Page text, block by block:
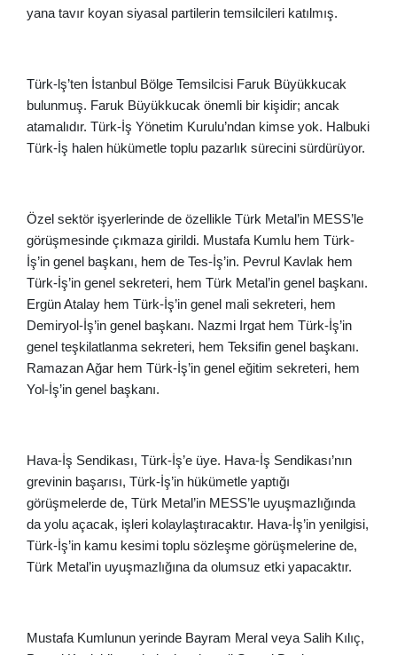
yana tavır koyan siyasal partilerin temsilcileri katılmış.
Türk-lş’ten İstanbul Bölge Temsilcisi Faruk Büyükkucak
bulunmuş. Faruk Büyükkucak önemli bir kişidir; ancak
atamalıdır. Türk-İş Yönetim Kurulu’ndan kimse yok. Halbuki
Türk-İş halen hükümetle toplu pazarlık sürecini sürdürüyor.
Özel sektör işyerlerinde de özellikle Türk Metal’in MESS’le
görüşmesinde çıkmaza girildi. Mustafa Kumlu hem Türk-
İş’in genel başkanı, hem de Tes-İş’in. Pevrul Kavlak hem
Türk-İş’in genel sekreteri, hem Türk Metal’in genel başkanı.
Ergün Atalay hem Türk-İş’in genel mali sekreteri, hem
Demiryol-İş’in genel başkanı. Nazmi Irgat hem Türk-İş’in
genel teşkilatlanma sekreteri, hem Teksifin genel başkanı.
Ramazan Ağar hem Türk-İş’in genel eğitim sekreteri, hem
Yol-İş’in genel başkanı.
Hava-İş Sendikası, Türk-İş’e üye. Hava-İş Sendikası’nın
grevinin başarısı, Türk-İş’in hükümetle yaptığı
görüşmelerde de, Türk Metal’in MESS’le uyuşmazlığında
da yolu açacak, işleri kolaylaştıracaktır. Hava-İş’in yenilgisi,
Türk-İş’in kamu kesimi toplu sözleşme görüşmelerine de,
Türk Metal’in uyuşmazlığına da olumsuz etki yapacaktır.
Mustafa Kumlunun yerinde Bayram Meral veya Salih Kılıç,